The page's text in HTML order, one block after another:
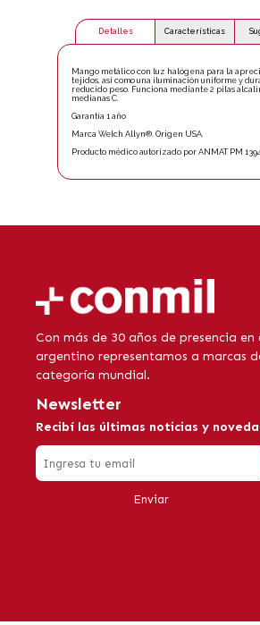
Detalles
Mango metálico con luz halógena para la
tejidos, así como una iluminación uniforme y
reducido peso. Funciona mediante 2 pilas
medianas C.
Garantía 1 año
Marca Welch Allyn®. Origen USA.
Producto médico autorizado por ANMAT PM
Características
Con más de 30 años de presencia en
argentino representamos a marcas
categoría mundial.
Newsletter
Recibí las últimas noticias y
Enviar